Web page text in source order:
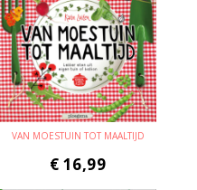
VAN MOESTUIN TOT MAALTIJD
€ 16,99